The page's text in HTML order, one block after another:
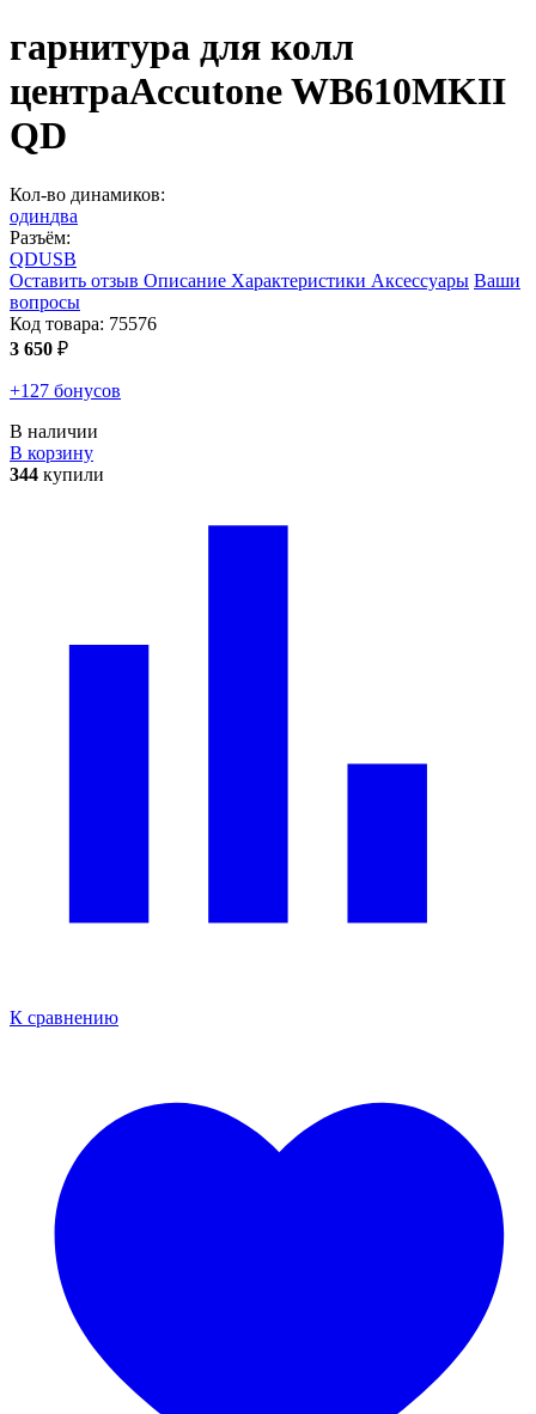
гарнитура для колл
центраAccutone WB610MKII
QD
Кол-во динамиков:
одиндва
Разъём:
QDUSB
Оставить отзыв Описание Характеристики Аксессуары Ваши
вопросы
Код товара: 75576
3 650 ₽
+127 бонусов
В наличии
В корзину
344 купили
К сравнению